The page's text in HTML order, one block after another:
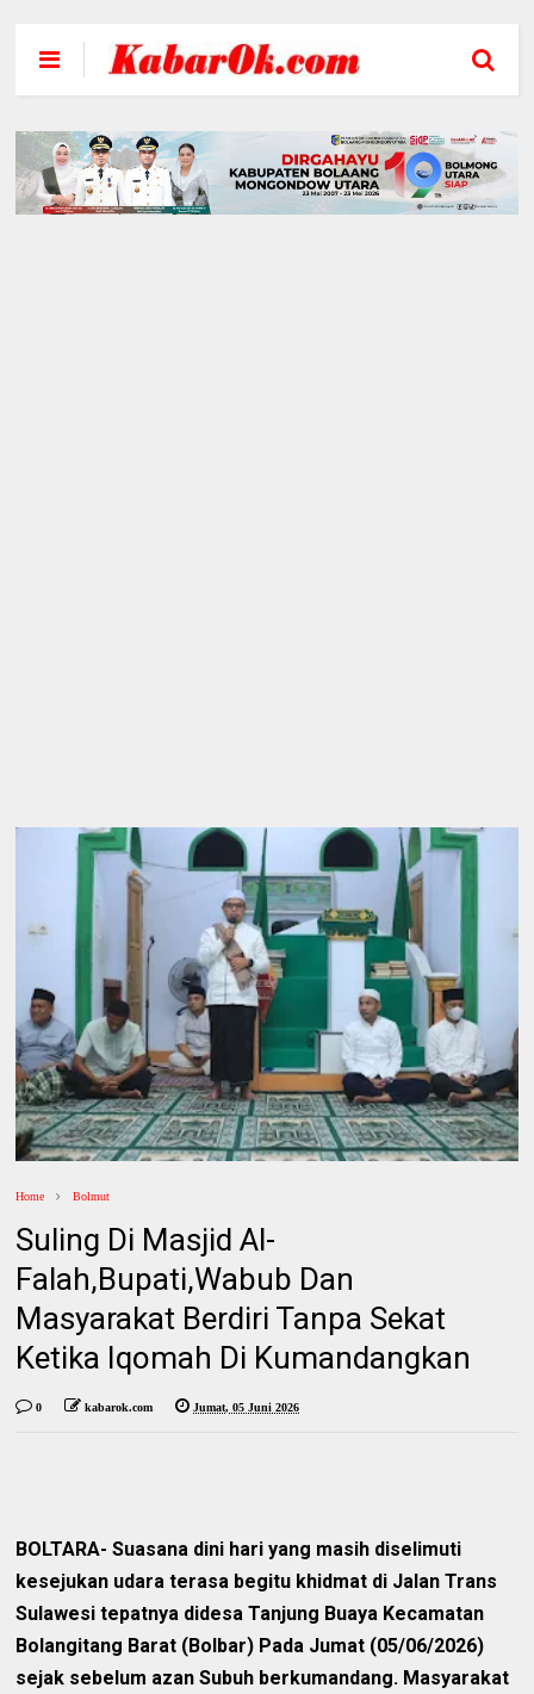
Home Bolmut
Suling Di Masjid Al-
Falah,Bupati,Wabub Dan
Masyarakat Berdiri Tanpa Sekat
Ketika Iqomah Di Kumandangkan
0 kabarok.com Jumat, 05 Juni 2026
BOLTARA- Suasana dini hari yang masih diselimuti
kesejukan udara terasa begitu khidmat di Jalan Trans
Sulawesi tepatnya didesa Tanjung Buaya Kecamatan
Bolangitang Barat (Bolbar) Pada Jumat (05/06/2026)
sejak sebelum azan Subuh berkumandang. Masyarakat